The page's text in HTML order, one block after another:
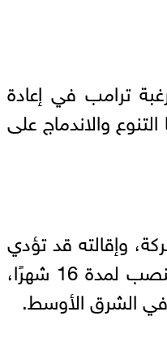
ترامب في إعادة
والاندماج على
وإقالته قد تؤدي
إلى موجات صدمة داخل المؤسسة العسكرية، خاصة وأنه شغل المنصب لمدة 16 شهرًا،
في الشرق الأوسط.